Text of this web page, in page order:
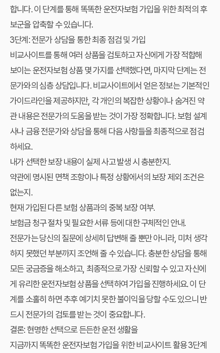
합니다. 이 단계를 통해 똑똑한 운전자보험 가입을 위한 최적의 후
보군을 압축할 수 있습니다.
3단계: 전문가 상담을 통한 최종 점검 및 가입
비교사이트를 통해 여러 상품을 검토하고 자신에게 가장 적합해
보이는 운전자보험 상품 몇 가지를 선택했다면, 마지막 단계는 전
문가와의 심층 상담입니다. 비교사이트에서 얻은 정보는 기본적인
가이드라인을 제공하지만, 각 개인의 복잡한 상황이나 숨겨진 약
관 내용은 전문가의 도움을 받는 것이 가장 정확합니다. 보험 설계
사나 금융 전문가와 상담을 통해 다음 사항들을 최종적으로 점검
하세요.
내가 선택한 보장 내용이 실제 사고 발생 시 충분한지.
약관에 명시된 면책 조항이나 특정 상황에서의 보장 제외 조건은
없는지.
현재 가입된 다른 보험 상품과의 중복 보장 여부.
보험금 청구 절차 및 필요한 서류 등에 대한 구체적인 안내.
전문가는 당신의 질문에 상세히 답변해 줄 뿐만 아니라, 미처 생각
하지 못했던 부분까지 조언해 줄 수 있습니다. 충분한 상담을 통해
모든 궁금증을 해소하고, 최종적으로 가장 신뢰할 수 있고 자신에
게 유리한 운전자보험 상품을 선택하여 가입을 진행하세요. 이 단
계를 소홀히 하면 추후 예기치 못한 불이익을 당할 수도 있으니 반
드시 전문가의 검토를 받는 것이 중요합니다.
결론: 현명한 선택으로 든든한 운전 생활을
지금까지 똑똑한 운전자보험 가입을 위한 비교사이트 활용 3단계